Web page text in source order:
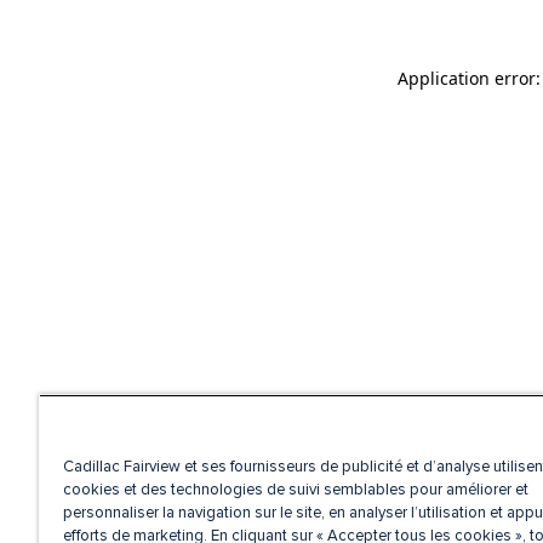
Application
Cadillac Fairview et ses fournisseurs de publicité et d’analyse
cookies et des technologies de suivi semblables pour améliorer et
personnaliser la navigation sur le site, en analyser l’utilisation et
efforts de marketing. En cliquant sur « Accepter tous les cookies »,